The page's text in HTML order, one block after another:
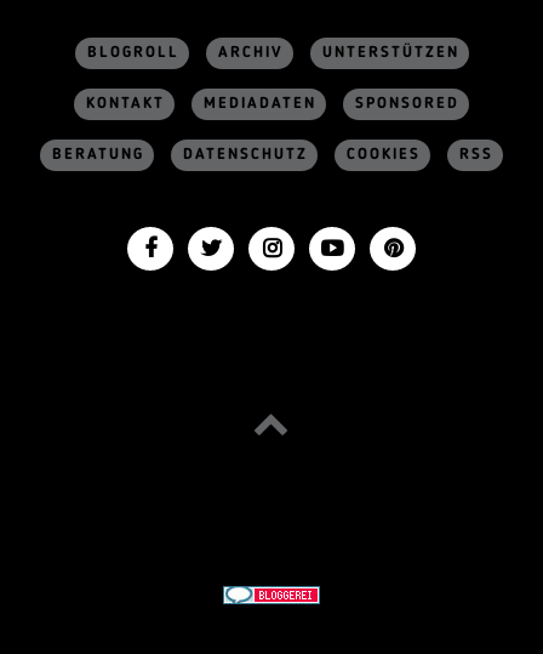
BLOGROLL ARCHIV UNTERSTÜTZEN
KONTAKT MEDIADATEN SPONSORED
BERATUNG DATENSCHUTZ COOKIES RSS